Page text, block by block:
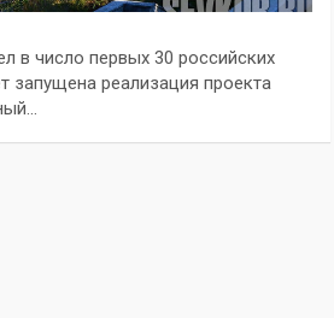
в число первых 30 российских
запущена реализация проекта